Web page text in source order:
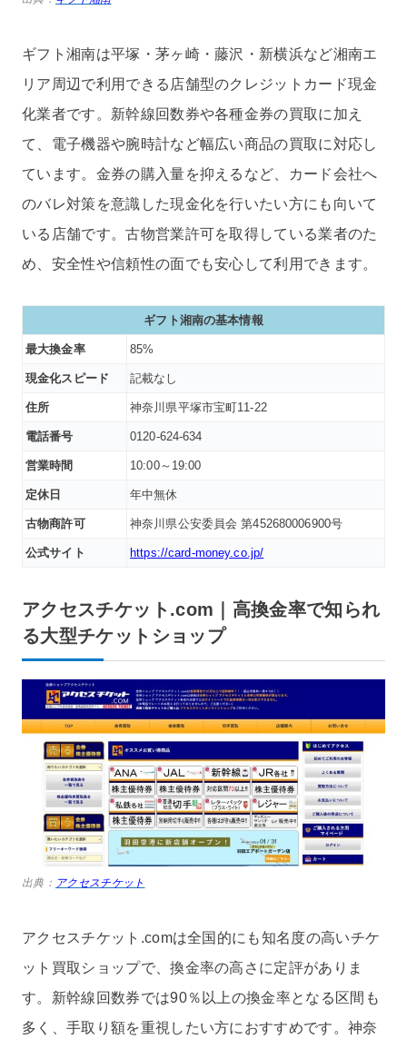
ギフト湘南は平塚・茅ヶ崎・藤沢・新横浜など湘南エ
リア周辺で利用できる店舗型のクレジットカード現金
化業者です。新幹線回数券や各種金券の買取に加え
て、電子機器や腕時計など幅広い商品の買取に対応し
ています。金券の購入量を抑えるなど、カード会社へ
のバレ対策を意識した現金化を行いたい方にも向いて
いる店舗です。古物営業許可を取得している業者のた
め、安全性や信頼性の面でも安心して利用できます。
ギフト湘南の基本情報
最大換金率 85%
現金化スピード 記載なし
住所 神奈川県平塚市宝町11-22
電話番号 0120-624-634
営業時間 10:00～19:00
定休日 年中無休
古物商許可 神奈川県公安委員会 第452680006900号
公式サイト https://card-money.co.jp/
アクセスチケット.com｜高換金率で知られ
る大型チケットショップ
出典： アクセスチケット
アクセスチケット.comは全国的にも知名度の高いチケ
ット買取ショップで、換金率の高さに定評がありま
す。新幹線回数券では90％以上の換金率となる区間も
多く、手取り額を重視したい方におすすめです。神奈